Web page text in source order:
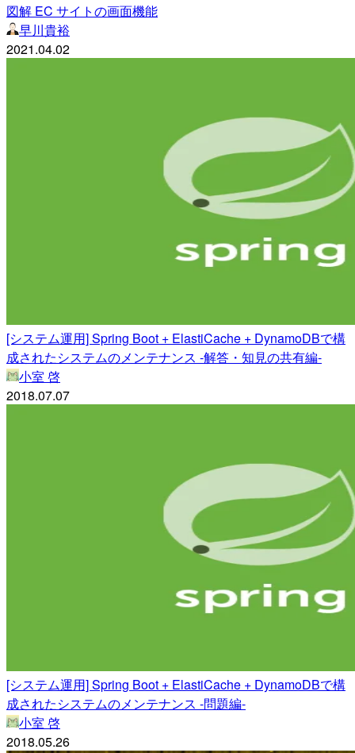
図解 EC サイトの画面機能
早川貴裕
2021.04.02
[システム運用] Spring Boot + ElastiCache + DynamoDBで構
成されたシステムのメンテナンス -解答・知見の共有編-
小室 啓
2018.07.07
[システム運用] Spring Boot + ElastiCache + DynamoDBで構
成されたシステムのメンテナンス -問題編-
小室 啓
2018.05.26